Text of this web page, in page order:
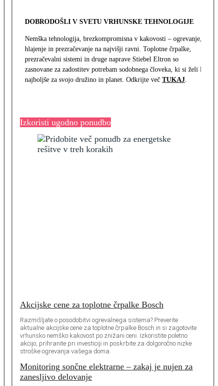
DOBRODOŠLI V SVETU VRHUNSKE TEHNOLOGIJE
Nemška tehnologija, brezkompromisna v kakovosti – ogrevanje,
hlajenje in prezračevanje na najvišji ravni. Toplotne črpalke,
prezračevalni sistemi in druge naprave Stiebel Eltron so
zasnovane za zadostitev potrebam sodobnega človeka, ki si želi le
najboljše za svojo družino in planet. Odkrijte več TUKAJ.
Izkoristi ugodno ponudbo
Akcijske cene za toplotne črpalke Bosch
Razmišljate o posodobitvi ogrevalnega sistema? Preverite
aktualne akcijske cene za toplotne črpalke Bosch in si zagotovite
vrhunsko nemško kakovost po znižani ceni. Izkoristite poletno
akcijo, prihranite pri investiciji in poskrbite za dolgoročno nizke
stroške ogrevanja vašega doma.
Monitoring sončne elektrarne – zakaj je nujen za
zanesljivo delovanje